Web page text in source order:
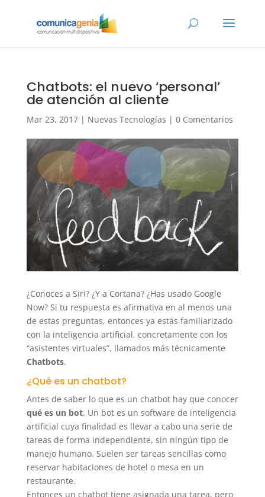
Chatbots: el nuevo ‘personal’
de atención al cliente
Mar 23, 2017| Nuevas Tecnologías | 0 Comentarios
¿Conoces a Siri? ¿Y a Cortana? ¿Has usado Google
Now? Si tu respuesta es afirmativa en al menos una
de estas preguntas, entonces ya estás familiarizado
con la inteligencia artificial, concretamente con los
“asistentes virtuales”, llamados más técnicamente
Chatbots.
¿Qué es un chatbot?
Antes de saber lo que es un chatbot hay que conocer
qué es un bot. Un bot es un software de inteligencia
artificial cuya finalidad es llevar a cabo una serie de
tareas de forma independiente, sin ningún tipo de
manejo humano. Suelen ser tareas sencillas como
reservar habitaciones de hotel o mesa en un
restaurante.
Entonces un chatbot tiene asignada una tarea, pero